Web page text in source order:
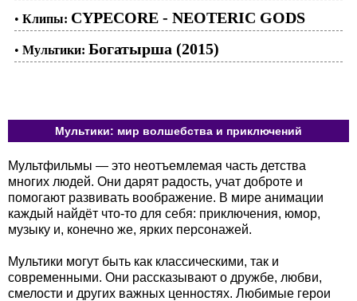
• Клипы: CYPECORE - NEOTERIC GODS
• Мультики: Богатырша (2015)
Мультики: мир волшебства и приключений
Мультфильмы — это неотъемлемая часть детства
многих людей. Они дарят радость, учат доброте и
помогают развивать воображение. В мире анимации
каждый найдёт что-то для себя: приключения, юмор,
музыку и, конечно же, ярких персонажей.
Мультики могут быть как классическими, так и
современными. Они рассказывают о дружбе, любви,
смелости и других важных ценностях. Любимые герои